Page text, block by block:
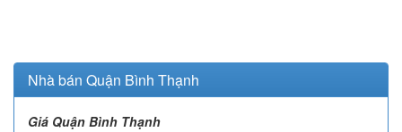
Nhà bán Quận Bình Thạnh
Giá Quận Bình Thạnh